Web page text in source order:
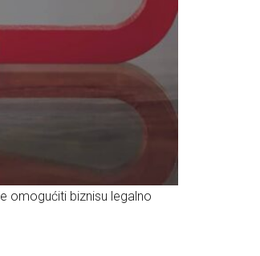
omogućiti biznisu legalno